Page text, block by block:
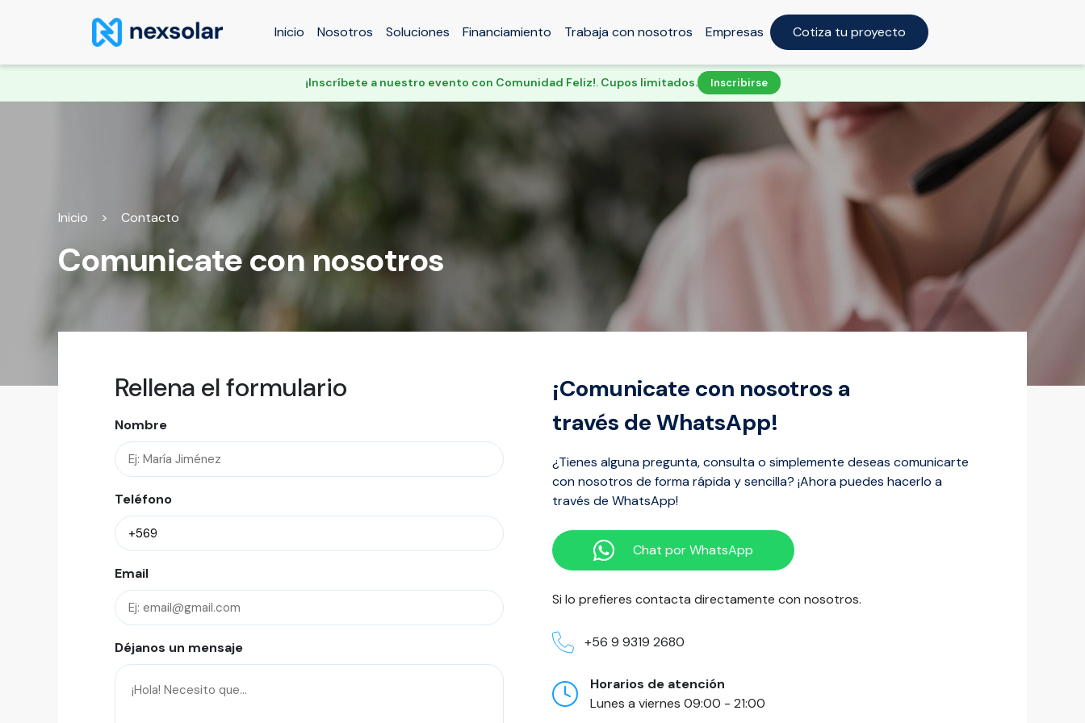
Inicio Nosotros Soluciones Financiamiento Trabaja con nosotros Empresas Cotiza tu proyecto
¡Inscríbete a nuestro evento con Comunidad Feliz!. Cupos limitados. Inscribirse
Inicio > Contacto
Comunicate con nosotros
Rellena el formulario
Nombre
Teléfono
Email
Déjanos un mensaje
¡Comunicate con nosotros a
través de WhatsApp!
¿Tienes alguna pregunta, consulta o simplemente deseas comunicarte
con nosotros de forma rápida y sencilla? ¡Ahora puedes hacerlo a
través de WhatsApp!
Chat por WhatsApp
Si lo prefieres contacta directamente con nosotros.
+56 9 9319 2680
Horarios de atención
Lunes a viernes 09:00 - 21:00